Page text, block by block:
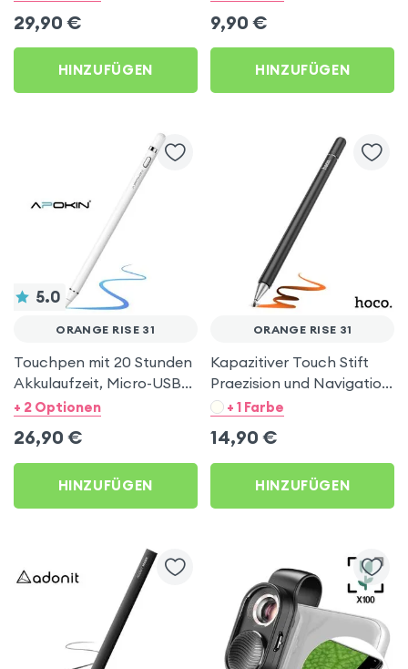
29,90 €
HINZUFÜGEN
9,90 €
HINZUFÜGEN
5.0
ORANGE RISE 31
Touchpen mit 20 Stunden
Akkulaufzeit, Micro-USB-
Aufladung - Apokin Weiss
+ 2 Optionen
26,90 €
HINZUFÜGEN
ORANGE RISE 31
Kapazitiver Touch Stift
Praezision und Navigation
Hoco Schwarz für Orange
+ 1 Farbe
14,90 €
HINZUFÜGEN